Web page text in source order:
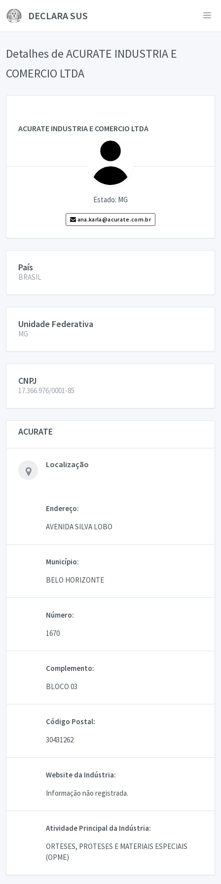
DECLARA SUS
Detalhes de ACURATE INDUSTRIA E
COMERCIO LTDA
ACURATE INDUSTRIA E COMERCIO LTDA
Estado: MG
ana.karla@acurate.com.br
País
BRASIL
Unidade Federativa
MG
CNPJ
17.366.976/0001-85
ACURATE
Localização
Endereço:
AVENIDA SILVA LOBO
Município:
BELO HORIZONTE
Número:
1670
Complemento:
BLOCO 03
Código Postal:
30431262
Website da Indústria:
Informação não registrada.
Atividade Principal da Indústria:
ORTESES, PROTESES E MATERIAIS ESPECIAIS
(OPME)